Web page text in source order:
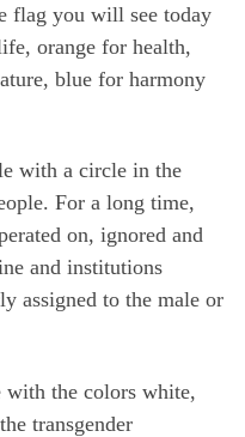
flag you will see today
orange for health,
blue for harmony
with a circle in the
For a long time,
on, ignored and
and institutions
assigned to the male or
with the colors white,
transgender